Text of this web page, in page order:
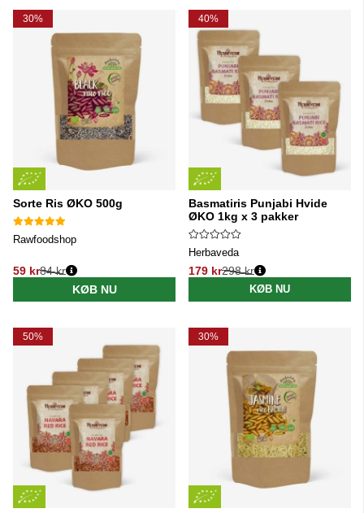
30%
Sorte Ris ØKO 500g
Rawfoodshop
59 kr
Normalpris:
84 kr
KØB NU
40%
Basmatiris Punjabi Hvide
ØKO 1kg x 3 pakker
Herbaveda
179 kr
Normalpris:
298 kr
KØB NU
50% 30%